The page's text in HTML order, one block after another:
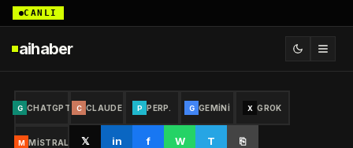
CANLI
aihaber
G CHATGPT C CLAUDE P PERP. G GEMINI X GROK
M MISTRAL 𝕏 in f W T ⎘